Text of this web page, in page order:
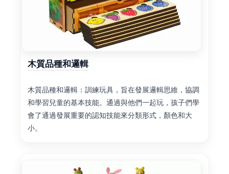
木質品種和邏輯
木質品種和邏輯：訓練玩具，旨在發展邏輯思維，協調
和學習兒童的基本技能。通過與他們一起玩，孩子們學
會了通過發展重要的認知技能來分類形式，顏色和大
小。